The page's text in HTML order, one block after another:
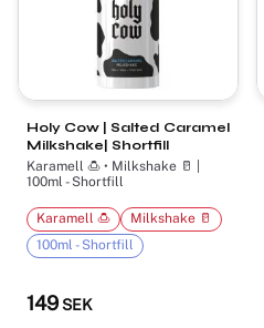
Holy Cow | Salted Caramel
Milkshake| Shortfill
Karamell 🍮 • Milkshake 🥛 |
100ml - Shortfill
149 SEK
Karamell 🍮
Milkshake 🥛
100ml - Shortfill